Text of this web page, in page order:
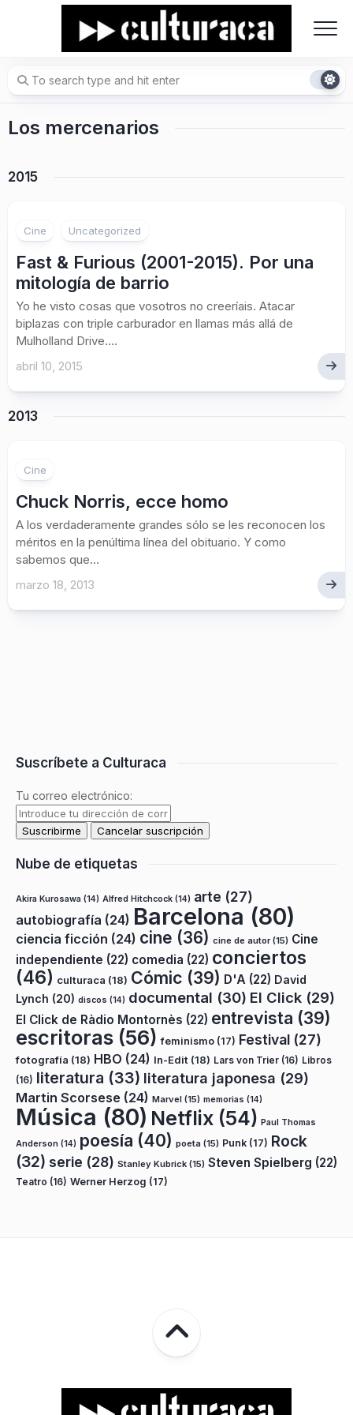
Los mercenarios
2015
Cine Uncategorized
Fast & Furious (2001-2015). Por una
mitología de barrio
Yo he visto cosas que vosotros no creeríais. Atacar
biplazas con triple carburador en llamas más allá de
Mulholland Drive....
abril 10, 2015
2013
Cine
Chuck Norris, ecce homo
A los verdaderamente grandes sólo se les reconocen los
méritos en la penúltima línea del obituario. Y como
sabemos que...
marzo 18, 2013
Suscríbete a Culturaca
Tu correo electrónico:
Nube de etiquetas
Akira Kurosawa (14) Alfred Hitchcock (14) arte (27)
autobiografía (24) Barcelona (80)
ciencia ficción (24) cine (36) cine de autor(15) Cine
independiente (22) comedia (22) conciertos
(46) culturaca (18) Cómic (39) D'A (22) David
Lynch (20) discos (14) documental (30) El Click (29)
El Click de Ràdio Montornès (22) entrevista (39)
escritoras (56) feminismo (17) Festival (27)
fotografía (18) HBO (24) In-Edit (18) Lars von Trier (16) Libros
(16) literatura (33) literatura japonesa (29)
Martin Scorsese (24) Marvel (15) memorias (14)
Música (80) Netflix (54) Paul Thomas
Anderson (14) poesía (40) poeta (15) Punk (17) Rock
(32) serie (28) Stanley Kubrick (15) Steven Spielberg (22)
Teatro (16) Werner Herzog (17)